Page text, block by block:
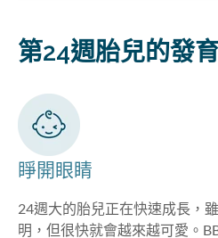
第24週胎兒的發
睜開眼睛
24週大的胎兒正在快速成長，
明，但很快就會越來越可愛。